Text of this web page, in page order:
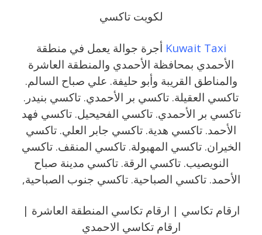
لكويت تاكسي
Kuwait Taxi أجرة جوالة يعمل في منطقة
الأحمدي بمحافظة الأحمدي والمنطقة العاشرة
والمناطق القريبة ‎وأبو حليفة. علي صباح السالم.
تاكسي العقيلة. تاكسي بر الأحمدي. تاكسي بنيدر.
تاكسي بر الأحمدي. تاكسي الفحيحيل. تاكسي فهد
الأحمد. تاكسي هدية. تاكسي جابر العلي. تاكسي
الخيران. تاكسي المهبولة. تاكسي المنقف. تاكسي
النويصيب. تاكسي الرقة. تاكسي مدينة صباح
الأحمد. تاكسي الصباحية. تاكسي جنوب الصباحية,
ارقام تكاسي | ارقام تكاسي المنطقة العاشرة |
ارقام تكاسي الاحمدي